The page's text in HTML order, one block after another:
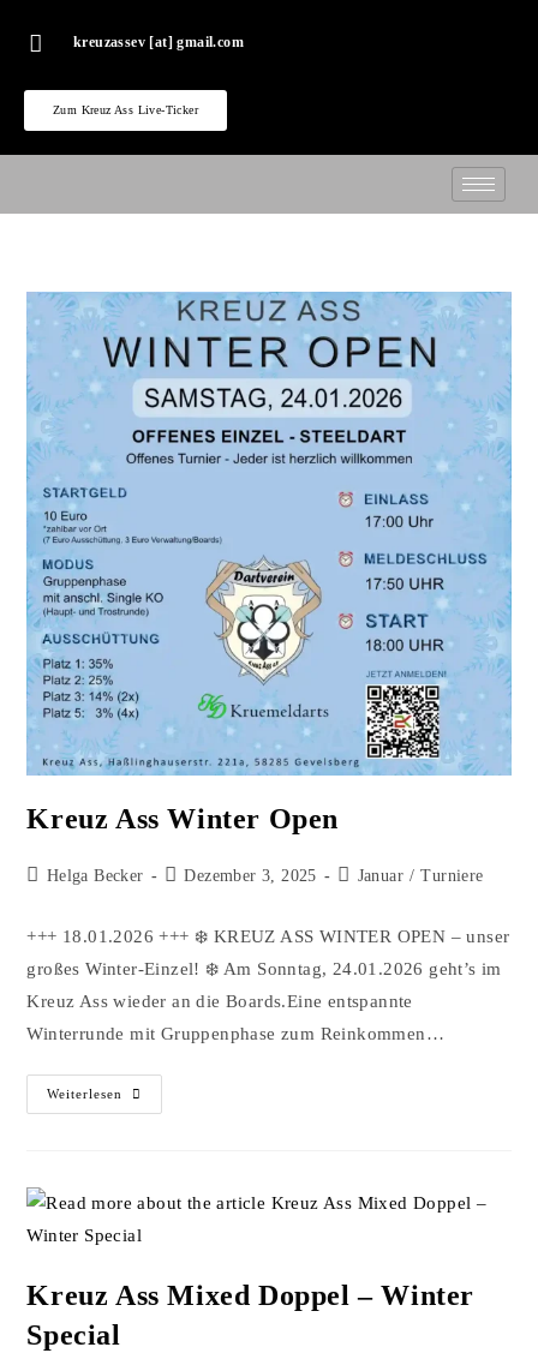
kreuzassev [at] gmail.com
Zum Kreuz Ass Live-Ticker
Kreuz Ass Winter Open
Helga Becker Dezember 3, 2025 Januar / Turniere
+++ 18.01.2026 +++ ❄️ KREUZ ASS WINTER OPEN – unser
großes Winter-Einzel! ❄️ Am Sonntag, 24.01.2026 geht’s im
Kreuz Ass wieder an die Boards.Eine entspannte
Winterrunde mit Gruppenphase zum Reinkommen…
Weiterlesen
Kreuz Ass Mixed Doppel – Winter
Special